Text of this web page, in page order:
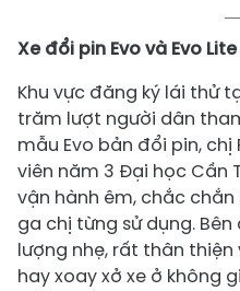
Xe đổi pin Evo và Evo
Khu vực đăng ký lái thử
trăm lượt người dân
mẫu Evo bản đổi pin, chị
viên năm 3 Đại học Cần
vận hành êm, chắc
ga chị từng sử dụng.
lượng nhẹ, rất thân
hay xoay xở xe ở không